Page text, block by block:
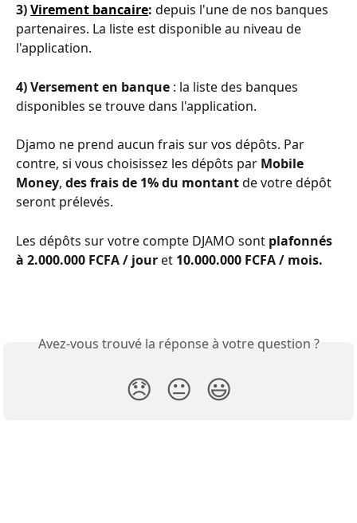
3) Virement bancaire: depuis l'une de nos banques
partenaires. La liste est disponible au niveau de
l'application.
4) Versement en banque : la liste des banques
disponibles se trouve dans l'application.
Djamo ne prend aucun frais sur vos dépôts. Par
contre, si vous choisissez les dépôts par Mobile
Money, des frais de 1% du montant de votre dépôt
seront prélevés.
Les dépôts sur votre compte DJAMO sont plafonnés
à 2.000.000 FCFA / jour et 10.000.000 FCFA / mois.
Avez-vous trouvé la réponse à votre question ?
😞 😐 😃